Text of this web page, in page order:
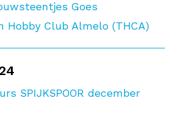
Goes
Hobby Club Almelo (THCA)
SPIJKSPOOR december